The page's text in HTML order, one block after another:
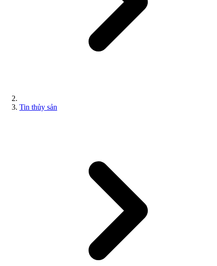
Tin thủy sản